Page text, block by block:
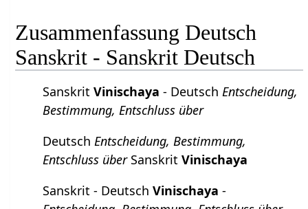
Zusammenfassung Deutsch
Sanskrit - Sanskrit Deutsch
SanskritVinischaya - Deutsch Entscheidung,
Bestimmung, Entschluss über
Deutsch Entscheidung, Bestimmung,
Entschluss überSanskritVinischaya
Sanskrit - DeutschVinischaya -